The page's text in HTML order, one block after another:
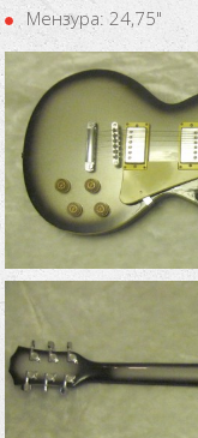
Мензура: 24,75"